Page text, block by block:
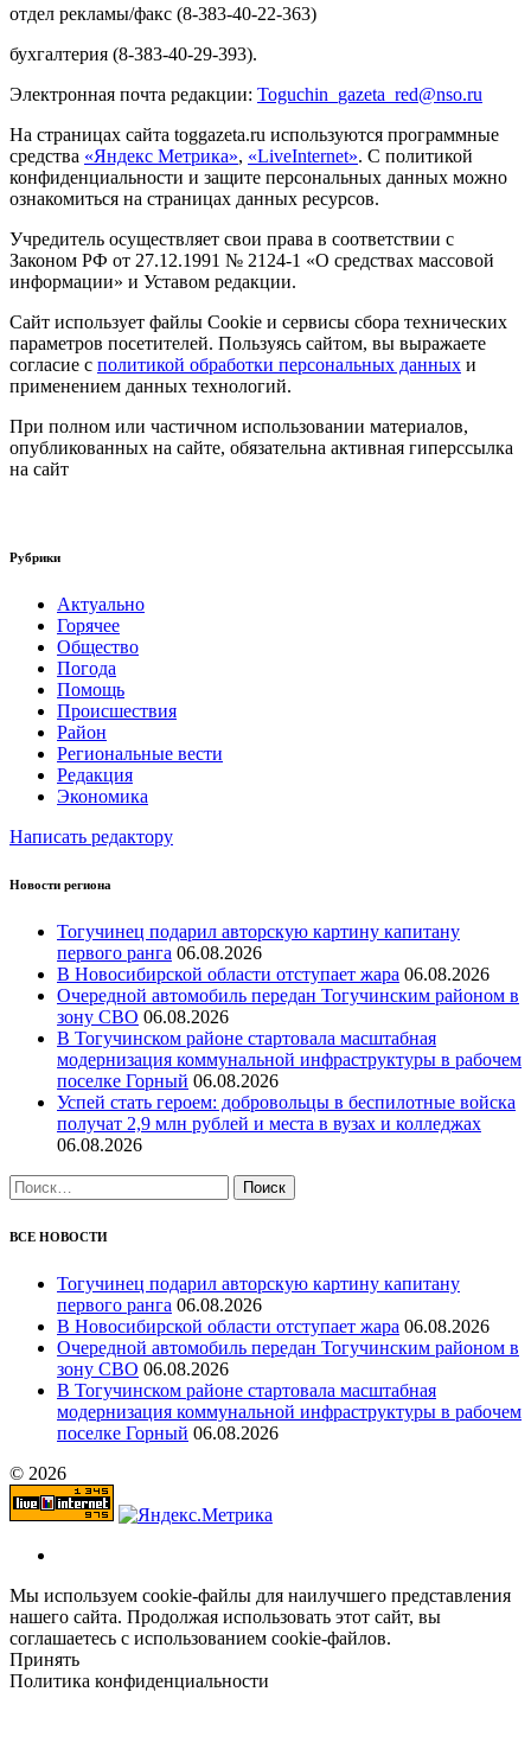
отдел рекламы/факс (8-383-40-22-363)
бухгалтерия (8-383-40-29-393).
Электронная почта редакции: Toguchin gazeta red@nso.ru
На страницах сайта toggazeta.ru используются программные
средства «Яндекс Метрика», «LiveInternet». С политикой
конфиденциальности и защите персональных данных можно
ознакомиться на страницах данных ресурсов.
Учредитель осуществляет свои права в соответствии с
Законом РФ от 27.12.1991 № 2124-1 «О средствах массовой
информации» и Уставом редакции.
Сайт использует файлы Cookie и сервисы сбора технических
параметров посетителей. Пользуясь сайтом, вы выражаете
согласие с политикой обработки персональных данных и
применением данных технологий.
При полном или частичном использовании материалов,
опубликованных на сайте, обязательна активная гиперссылка
на сайт
Рубрики
Актуально
Горячее
Общество
Погода
Помощь
Происшествия
Район
Региональные вести
Редакция
Экономика
Написать редактору
Новости региона
Тогучинец подарил авторскую картину капитану
первого ранга 06.08.2026
В Новосибирской области отступает жара 06.08.2026
Очередной автомобиль передан Тогучинским районом в
зону СВО 06.08.2026
В Тогучинском районе стартовала масштабная
модернизация коммунальной инфраструктуры в рабочем
поселке Горный 06.08.2026
Успей стать героем: добровольцы в беспилотные войска
получат 2,9 млн рублей и места в вузах и колледжах
06.08.2026
Найти:
ВСЕ НОВОСТИ
Тогучинец подарил авторскую картину капитану
первого ранга 06.08.2026
В Новосибирской области отступает жара 06.08.2026
Очередной автомобиль передан Тогучинским районом в
зону СВО 06.08.2026
В Тогучинском районе стартовала масштабная
модернизация коммунальной инфраструктуры в рабочем
поселке Горный 06.08.2026
© 2026
Мы используем cookie-файлы для наилучшего представления
нашего сайта. Продолжая использовать этот сайт, вы
соглашаетесь с использованием cookie-файлов.
Принять
Политика конфиденциальности